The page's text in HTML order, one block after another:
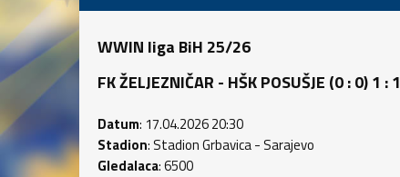
WWIN liga BiH 25/26
FK ŽELJEZNIČAR - HŠK POSUŠJE (0 : 0) 1 : 1
Datum: 17.04.2026 20:30
Stadion: Stadion Grbavica - Sarajevo
Gledalaca: 6500